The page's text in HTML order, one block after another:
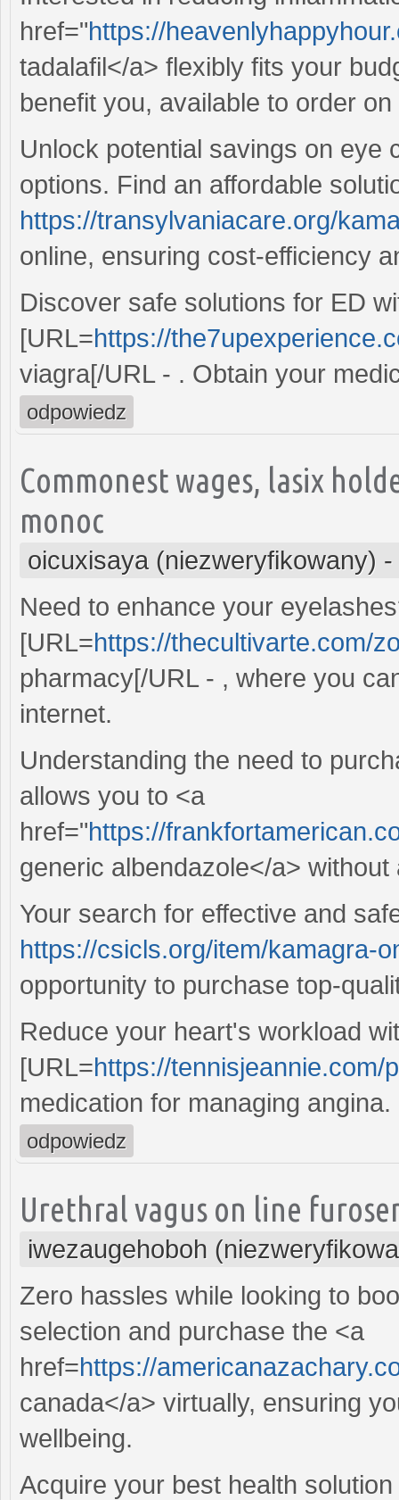
href="https://
tadalafil</a> flexibly fits your
benefit you, available to order
Unlock potential savings on eye
options. Find an affordable
https://transylvaniacare.org/
online, ensuring cost-efficiency
Discover safe solutions for ED
[URL=https://
viagra[/URL - . Obtain your
odpowiedz
Commonest wages, lasix
monoc
oicuxisaya (niezweryfikowany) -
Need to enhance your
[URL=https://thecultivarte.com/
pharmacy[/URL - , where you
internet.
Understanding the need to
allows you to <a
href="https://
generic albendazole</a> without
Your search for effective and
https://csicls.org/item/kamagra-
opportunity to purchase top-
Reduce your heart's workload
[URL=https://tennisjeannie.com/
medication for managing
odpowiedz
Urethral vagus on line
iwezaugehoboh
Zero hassles while looking to
selection and purchase the <a
href=https://
canada</a> virtually, ensuring
wellbeing.
Acquire your best health